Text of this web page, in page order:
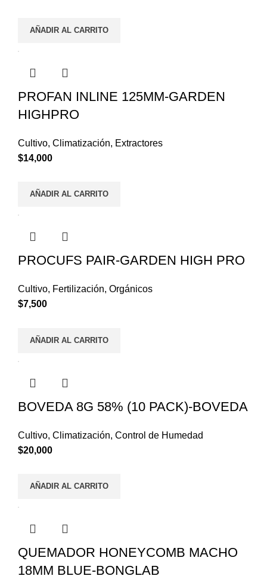
AÑADIR AL CARRITO
PROFAN INLINE 125MM-GARDEN
HIGHPRO
Cultivo, Climatización, Extractores
$14,000
AÑADIR AL CARRITO
PROCUFS PAIR-GARDEN HIGH PRO
Cultivo, Fertilización, Orgánicos
$7,500
AÑADIR AL CARRITO
BOVEDA 8G 58% (10 PACK)-BOVEDA
Cultivo, Climatización, Control de Humedad
$20,000
AÑADIR AL CARRITO
QUEMADOR HONEYCOMB MACHO
18MM BLUE-BONGLAB